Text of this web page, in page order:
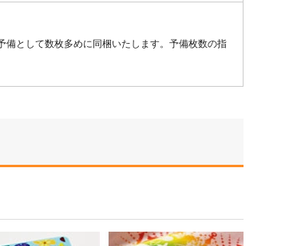
として数枚多めに同梱いたします。予備枚数の指